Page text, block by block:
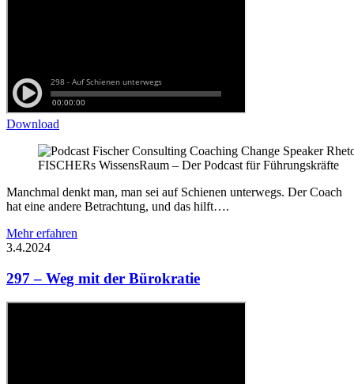
Download
FISCHERs WissensRaum – Der Podcast für Führungskräfte
Manchmal denkt man, man sei auf Schienen unterwegs. Der Coach
hat eine andere Betrachtung, und das hilft….
Mehr erfahren
3.4.2024
297 – Weg mit der Bürokratie